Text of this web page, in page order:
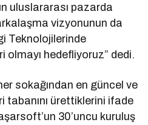
uluslararası pazarda
vizyonunun da
Teknolojilerinde
olmayı hedefliyoruz” dedi.
sokağından en güncel ve
tabanını ürettiklerini ifade
30’uncu kuruluş